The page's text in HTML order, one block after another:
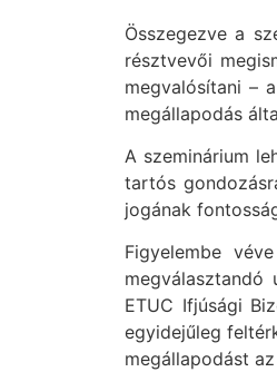
Összegezve a
résztvevői
megvalósítani –
megállapodás
A szeminárium
tartós
jogának
Figyelembe
megválasztandó
ETUC Ifjúsági
egyidejűleg
megállapodást